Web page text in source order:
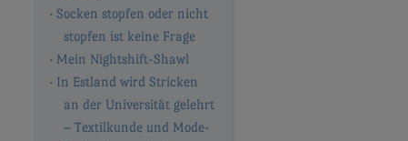
Socken stopfen oder nicht
stopfen ist keine Frage
Mein Nightshift-Shawl
In Estland wird Stricken
an der Universität gelehrt
– Textilkunde und Mode-